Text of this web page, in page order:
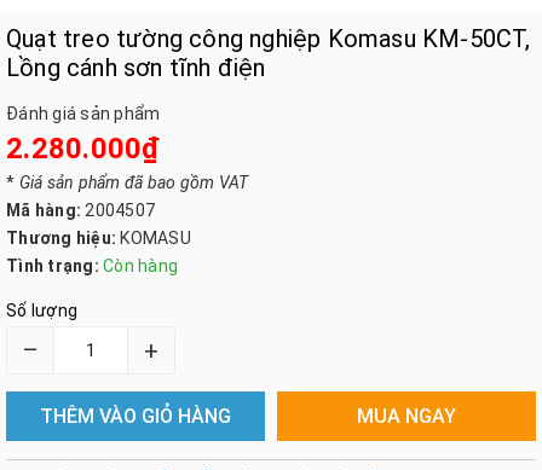
Quạt treo tường công nghiệp Komasu KM-50CT,
Lồng cánh sơn tĩnh điện
Đánh giá sản phẩm
2.280.000₫
* Giá sản phẩm đã bao gồm VAT
Mã hàng: 2004507
Thương hiệu: KOMASU
Tình trạng: Còn hàng
Số lượng
– +
THÊM VÀO GIỎ HÀNG MUA NGAY